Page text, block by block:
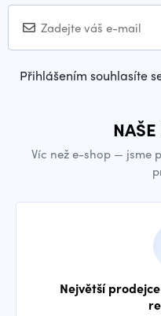
Přihlášením souhlasíte
Víc než e-shop — jsme
Největší